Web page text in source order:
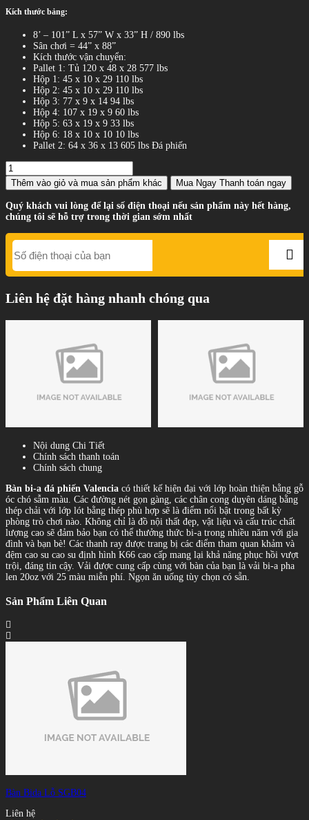
Kích thước bảng:
8’ – 101” L x 57” W x 33” H / 890 lbs
Sân chơi = 44” x 88”
Kích thước vận chuyển:
Pallet 1: Tủ 120 x 48 x 28 577 lbs
Hộp 1: 45 x 10 x 29 110 lbs
Hộp 2: 45 x 10 x 29 110 lbs
Hộp 3: 77 x 9 x 14 94 lbs
Hộp 4: 107 x 19 x 9 60 lbs
Hộp 5: 63 x 19 x 9 33 lbs
Hộp 6: 18 x 10 x 10 10 lbs
Pallet 2: 64 x 36 x 13 605 lbs Đá phiến
Thêm vào giỏ và mua sản phẩm khác Mua Ngay Thanh toán ngay
Quý khách vui lòng để lại số điện thoại nếu sản phẩm này hết hàng,
chúng tôi sẽ hỗ trợ trong thời gian sớm nhất
Liên hệ đặt hàng nhanh chóng qua
Nội dung Chi Tiết
Chính sách thanh toán
Chính sách chung
Bàn bi-a đá phiến Valencia có thiết kế hiện đại với lớp hoàn thiện bằng gỗ
óc chó sẫm màu. Các đường nét gọn gàng, các chân cong duyên dáng bằng
thép chải với lớp lót bằng thép phù hợp sẽ là điểm nổi bật trong bất kỳ
phòng trò chơi nào. Không chỉ là đồ nội thất đẹp, vật liệu và cấu trúc chất
lượng cao sẽ đảm bảo bạn có thể thưởng thức bi-a trong nhiều năm với gia
đình và bạn bè! Các thanh ray được trang bị các điểm tham quan khảm và
đệm cao su cao su định hình K66 cao cấp mang lại khả năng phục hồi vượt
trội, đáng tin cậy. Vải được cung cấp cùng với bàn của bạn là vải bi-a pha
len 20oz với 25 màu miễn phí. Ngọn ăn uống tùy chọn có sẵn.
Sản Phẩm Liên Quan
Bàn Bida Lỗ SGB04
Liên hệ